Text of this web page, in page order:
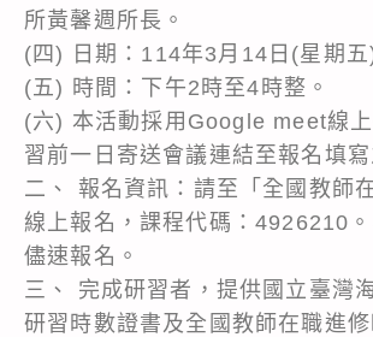
所黃馨週所長。
(四) 日期：114年3月14日(星期五
(五) 時間：下午2時至4時整。
(六) 本活動採用Google meet線
習前一日寄送會議連結至報名填寫
二、 報名資訊：請至「全國教師
線上報名，課程代碼：4926210
儘速報名。
三、 完成研習者，提供國立臺灣
研習時數證書及全國教師在職進修